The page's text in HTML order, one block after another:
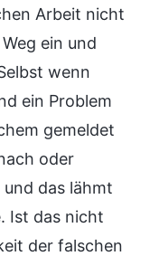
Arbeit nicht
ein und
wenn
ein Problem
gemeldet
oder
das lähmt
Ist das nicht
der falschen